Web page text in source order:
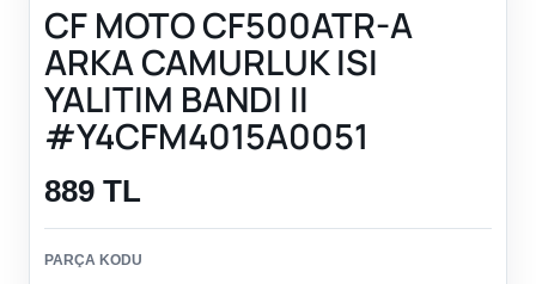
CF MOTO CF500ATR-A
ARKA CAMURLUK ISI
YALITIM BANDI II
#Y4CFM4015A0051
889 TL
PARÇA KODU